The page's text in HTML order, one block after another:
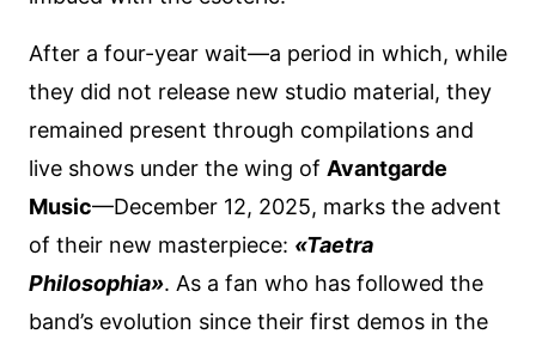
After a four-year wait—a period in which, while
they did not release new studio material, they
remained present through compilations and
live shows under the wing of Avantgarde
Music—December 12, 2025, marks the advent
of their new masterpiece: «Taetra
Philosophia». As a fan who has followed the
band’s evolution since their first demos in the